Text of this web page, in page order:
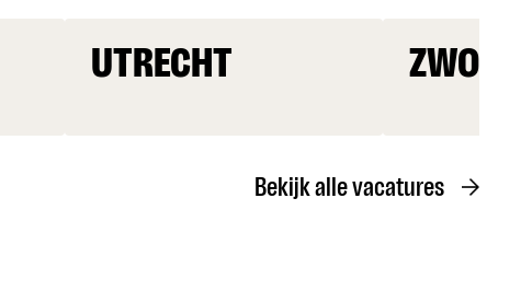
UTRECHT ZWOLLE
Bekijk alle vacatures